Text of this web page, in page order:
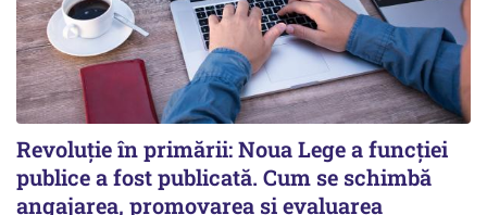
Revoluție în primării: Noua Lege a funcției
publice a fost publicată. Cum se schimbă
angajarea, promovarea și evaluarea